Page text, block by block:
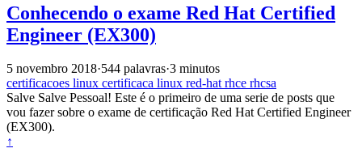
Conhecendo o exame Red Hat Certified
Engineer (EX300)
5 novembro 2018·544 palavras·3 minutos
certificacoes linux certificaca linux red-hatrhce rhcsa
Salve Salve Pessoal! Este é o primeiro de uma serie de posts que
vou fazer sobre o exame de certificação Red Hat Certified Engineer
(EX300).
↑